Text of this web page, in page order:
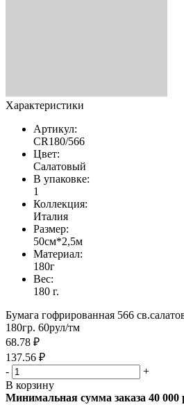
Характеристики
Артикул:
CR180/566
Цвет:
Салатовый
В упаковке:
1
Коллекция:
Италия
Размер:
50см*2,5м
Материал:
180г
Вес:
180 г.
Бумага гофрированная 566
180гр. 60рул/тм
68.78 ₽
137.56 ₽
-
+
В корзину
Минимальная сумма заказа 40 000